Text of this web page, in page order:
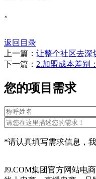
。
返回目录
上一篇： 让整个社区去深
下一篇： 2.加盟成本差别
您的项目需求
*请认真填写需求信息，
J9.COM集团官方网站电